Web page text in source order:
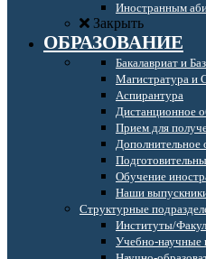
Иностранным
Закрыть
ОБРАЗОВАНИЕ
Бакалавриат и
Магистратура и
Аспирантура
Дистанционное
Прием для
Дополнительное
Обучение
Наши
Структурные
Институты/
Учебно-научные